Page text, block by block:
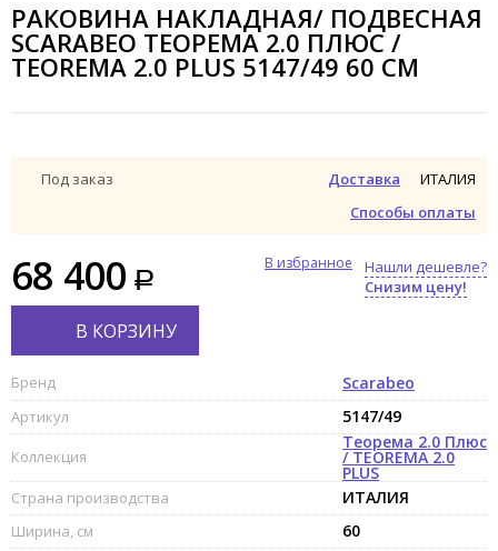
РАКОВИНА НАКЛАДНАЯ/ ПОДВЕСНАЯ
SCARABEO ТЕОРЕМА 2.0 ПЛЮС /
TEOREMA 2.0 PLUS 5147/49 60 СМ
Под заказ
Доставка
Способы оплаты
ИТАЛИЯ
68 400
Нашли дешевле?
Снизим цену!
В избранное
В КОРЗИНУ
Бренд Scarabeo
Артикул 5147/49
Коллекция
Теорема 2.0 Плюс
/ TEOREMA 2.0
PLUS
Страна производства ИТАЛИЯ
Ширина, см 60